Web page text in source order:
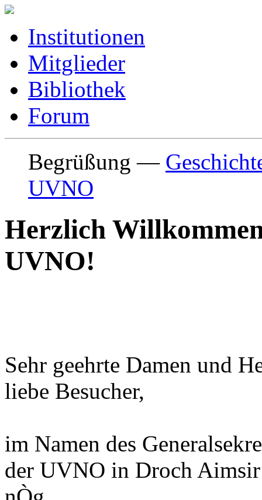
Institutionen
Mitglieder
Bibliothek
Forum
Begrüßung —
UVNO
Herzlich
UVNO!
Sehr geehrte Damen und
liebe Besucher,
im Namen des
der UVNO in Droch